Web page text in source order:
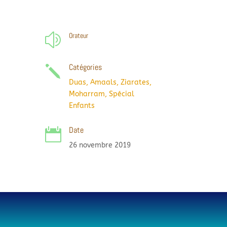
z Orateur
j Catégories
Duas, Amaals, Ziarates,
Moharram,Spécial
Enfants
 Date
26 novembre 2019